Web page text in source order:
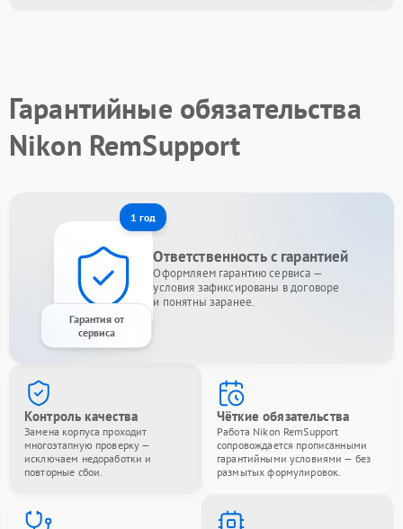
Гарантийные обязательства
Nikon RemSupport
1 год
Гарантия от
сервиса
Ответственность с гарантией
Оформляем гарантию сервиса —
условия зафиксированы в договоре
и понятны заранее.
Контроль качества
Замена корпуса проходит
многоэтапную проверку —
исключаем недоработки и
повторные сбои.
Чёткие обязательства
Работа Nikon RemSupport
сопровождается прописанными
гарантийными условиями — без
размытых формулировок.